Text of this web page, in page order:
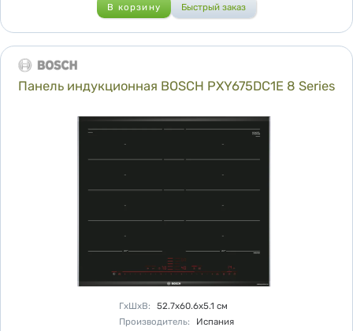
Панель индукционная BOSCH PXY675DC1E 8 Series
Характеристики
ГхШхВ: 52.7х60.6х5.1 см
Производитель:
Испания